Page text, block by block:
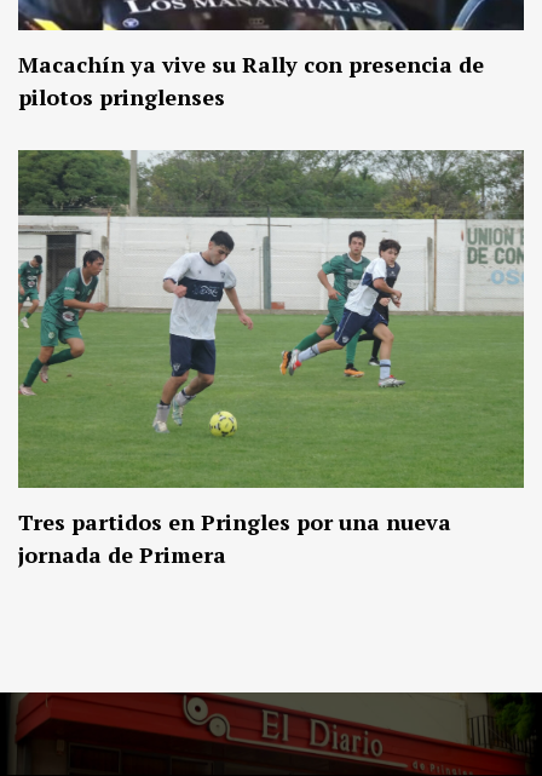
Macachín ya vive su Rally con presencia de
pilotos pringlenses
Tres partidos en Pringles por una nueva
jornada de Primera